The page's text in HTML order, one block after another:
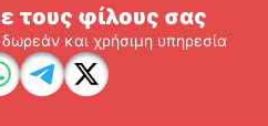
τους φίλους σας
και χρήσιμη υπηρεσία